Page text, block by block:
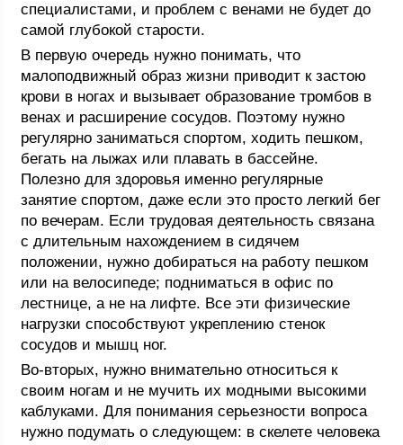
специалистами, и проблем с венами не будет до
самой глубокой старости.
В первую очередь нужно понимать, что
малоподвижный образ жизни приводит к застою
крови в ногах и вызывает образование тромбов в
венах и расширение сосудов. Поэтому нужно
регулярно заниматься спортом, ходить пешком,
бегать на лыжах или плавать в бассейне.
Полезно для здоровья именно регулярные
занятие спортом, даже если это просто легкий бег
по вечерам. Если трудовая деятельность связана
с длительным нахождением в сидячем
положении, нужно добираться на работу пешком
или на велосипеде; подниматься в офис по
лестнице, а не на лифте. Все эти физические
нагрузки способствуют укреплению стенок
сосудов и мышц ног.
Во-вторых, нужно внимательно относиться к
своим ногам и не мучить их модными высокими
каблуками. Для понимания серьезности вопроса
нужно подумать о следующем: в скелете человека